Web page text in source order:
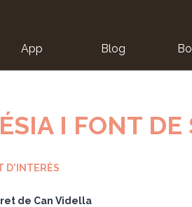
App Blog
I FONT
D'INTERÈS
de Can Vidella